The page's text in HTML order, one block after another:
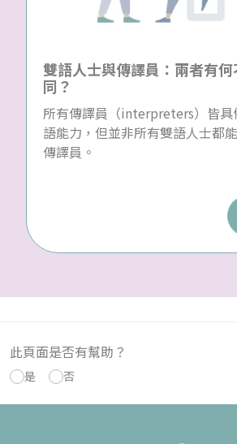
雙語人士與傳譯員：兩者有何
同？
所有傳譯員（interpreters）皆具
語能力，但並非所有雙語人士都
傳譯員。
此頁面是否有幫助？
是 否